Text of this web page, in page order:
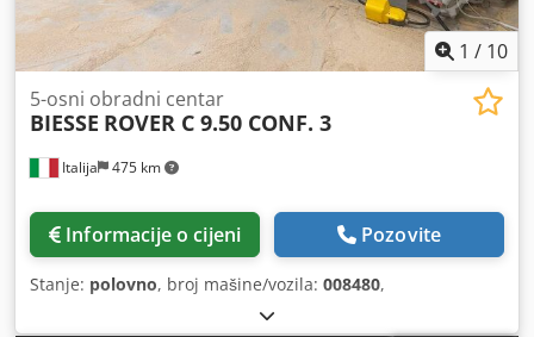
1 / 10
Italija 475 km
5-osni obradni centar
BIESSE ROVER C 9.50 CONF. 3
Informacije o cijeni Pozovite
Stanje: polovno, broj mašine/vozila: 008480,